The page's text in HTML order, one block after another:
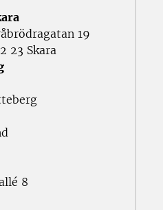
19
23 Skara
8